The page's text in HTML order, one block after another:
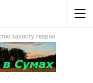
захисту тварин